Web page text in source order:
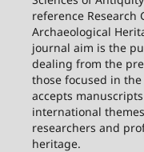
reference Research
Archaeological
journal aim is the
dealing from the
those focused in
accepts
international
researchers and
heritage.